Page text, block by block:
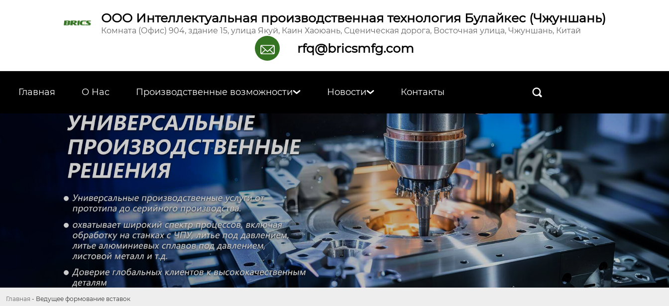
ООО Интеллектуальная производственная технология Булайкес (Чжуншань)
Комната (Офис) 904, здание 15, улица Якуй, Каин Хаоюань, Сценическая дорога, Восточная улица, Чжуншань, Китай
 rfq@bricsmfg.com
Главная О Hас Производственные возможности Новости Контакты 
Главная - Ведущее формование вставок